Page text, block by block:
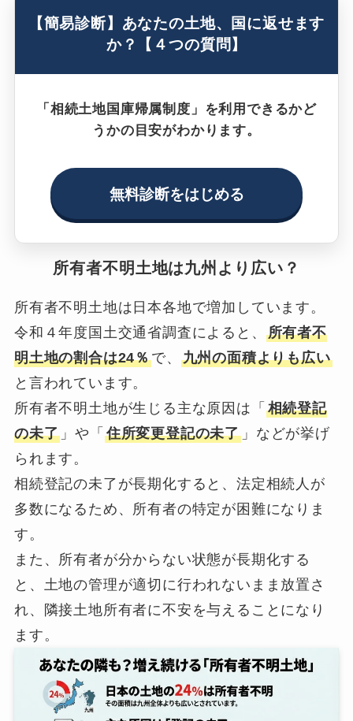
【簡易診断】あなたの土地、国に返せます
か？【４つの質問】
「相続土地国庫帰属制度」を利用できるかど
うかの目安がわかります。
無料診断をはじめる
所有者不明土地は九州より広い？
所有者不明土地は日本各地で増加しています。
令和４年度国土交通省調査によると、 所有者不
明土地の割合は24％で、 九州の面積よりも広い
と言われています。
所有者不明土地が生じる主な原因は「 相続登記
の未了 」や「 住所変更登記の未了 」などが挙げ
られます。
相続登記の未了が長期化すると、法定相続人が
多数になるため、所有者の特定が困難になりま
す。
また、所有者が分からない状態が長期化する
と、土地の管理が適切に行われないまま放置さ
れ、隣接土地所有者に不安を与えることになり
ます。